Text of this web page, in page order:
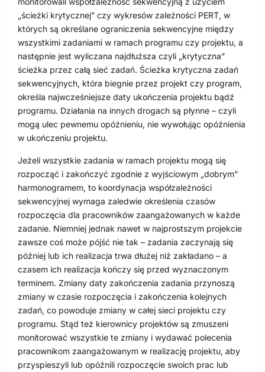
„ścieżki krytycznej” czy wykresów zależności PERT, w
których są określane ograniczenia sekwencyjne między
wszystkimi zadaniami w ramach programu czy projektu, a
następnie jest wyliczana najdłuższa czyli „krytyczna”
ścieżka przez całą sieć zadań. Ścieżka krytyczna zadań
sekwencyjnych, która biegnie przez projekt czy program,
określa najwcześniejsze daty ukończenia projektu bądź
programu. Działania na innych drogach są płynne – czyli
mogą ulec pewnemu opóźnieniu, nie wywołując opóźnienia
w ukończeniu projektu.
Jeżeli wszystkie zadania w ramach projektu mogą się
rozpocząć i zakończyć zgodnie z wyjściowym „dobrym”
harmonogramem, to koordynacja współzależności
sekwencyjnej wymaga zaledwie określenia czasów
rozpoczęcia dla pracowników zaangażowanych w każde
zadanie. Niemniej jednak nawet w najprostszym projekcie
zawsze coś może pójść nie tak – zadania zaczynają się
później lub ich realizacja trwa dłużej niż zakładano – a
czasem ich realizacja kończy się przed wyznaczonym
terminem. Zmiany daty zakończenia zadania przynoszą
zmiany w czasie rozpoczęcia i zakończenia kolejnych
zadań, co powoduje zmiany w całej sieci projektu czy
programu. Stąd też kierownicy projektów są zmuszeni
monitorować wszystkie te zmiany i wydawać polecenia
pracownikom zaangażowanym w realizację projektu, aby
przyspieszyli lub opóźnili rozpoczęcie swoich prac lub